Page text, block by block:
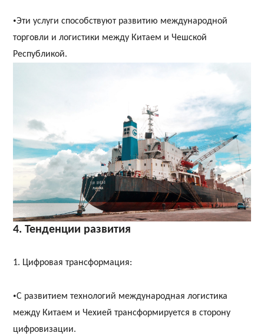
•Эти услуги способствуют развитию международной
торговли и логистики между Китаем и Чешской
Республикой.
4. Тенденции развития
1. Цифровая трансформация:
•С развитием технологий международная логистика
между Китаем и Чехией трансформируется в сторону
цифровизации.